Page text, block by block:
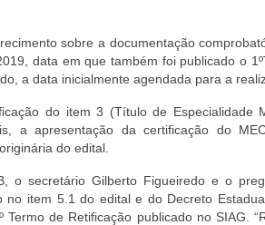
sobre a documentação
data em que também foi publicado o
a data inicialmente agendada para a
do item 3 (Título de Especialidade
a apresentação da certificação do
do edital.
o secretário Gilberto Figueiredo e o
item 5.1 do edital e do Decreto
de Retificação publicado no SIAG.